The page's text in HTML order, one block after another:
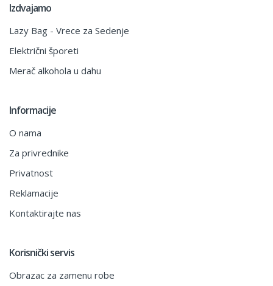
Izdvajamo
Lazy Bag - Vrece za Sedenje
Električni šporeti
Merač alkohola u dahu
Informacije
O nama
Za privrednike
Privatnost
Reklamacije
Kontaktirajte nas
Korisnički servis
Obrazac za zamenu robe